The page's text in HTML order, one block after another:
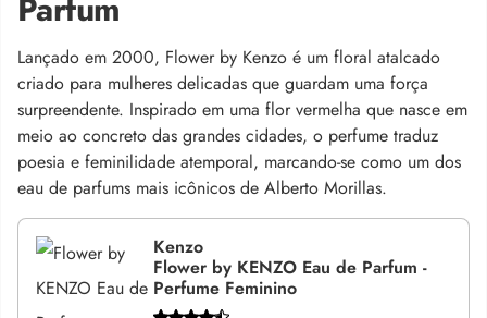
Lançado em 2000, Flower by Kenzo é um floral atalcado
criado para mulheres delicadas que guardam uma força
surpreendente. Inspirado em uma flor vermelha que nasce em
meio ao concreto das grandes cidades, o perfume traduz
poesia e feminilidade atemporal, marcando-se como um dos
eau de parfums mais icônicos de Alberto Morillas.
Kenzo
Flower by KENZO Eau de Parfum -
Perfume Feminino